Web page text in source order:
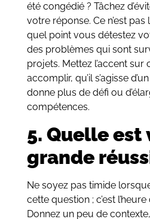
été congédié ? Tâchez
votre réponse. Ce n’est
quel point vous détestez
des problèmes qui sont
projets. Mettez l’accent
accomplir, qu’il s’agisse
donne plus de défi ou
compétences.
5. Quelle
grande
Ne soyez pas timide
cette question ; c’est
Donnez un peu de